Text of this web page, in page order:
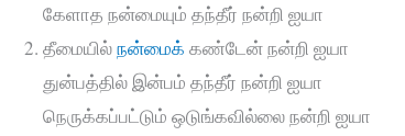
கேளாத நன்மையும் தந்தீர் நன்றி ஐயா
தீமையில்நன்மைக்கண்டேன் நன்றி ஐயா
துன்பத்தில் இன்பம் தந்தீர் நன்றி ஐயா
நெருக்கப்பட்டும் ஒடுங்கவில்லை நன்றி ஐயா